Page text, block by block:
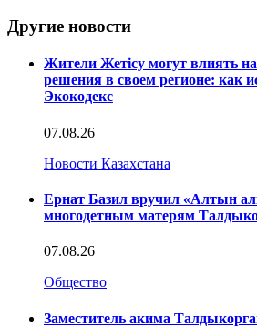
Другие новости
Жители Жетісу могут влиять на
решения в своем регионе: как
Экокодекс
07.08.26
Новости Казахстана
Ернат Базил вручил «Алтын
многодетным матерям
07.08.26
Общество
Заместитель акима